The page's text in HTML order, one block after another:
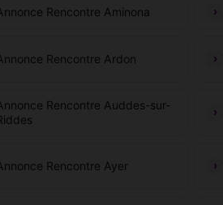
Rencontre Aminona
Rencontre Ardon
Rencontre Auddes-sur-
Rencontre Ayer